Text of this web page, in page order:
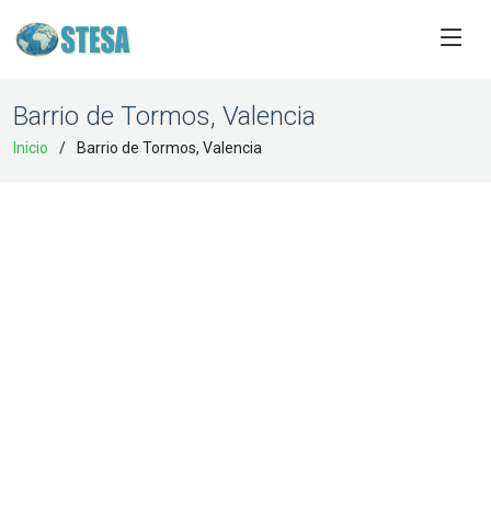
Barrio de Tormos, Valencia
Inicio Barrio de Tormos, Valencia